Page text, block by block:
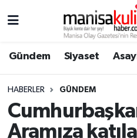
Gündem Siyaset
HABERLER GÜNDEM
Aramıza
Ege Haberleri
Ekonomi
Genel
Yunusemre Hava
Yunusemre Trafik
Süper Lig Puan